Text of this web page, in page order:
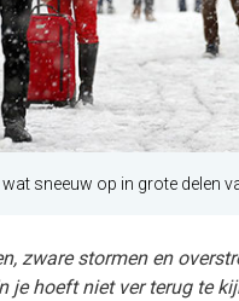
sneeuw op in grote delen
zware stormen en
je hoeft niet ver terug te